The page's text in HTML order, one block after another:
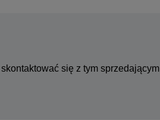
się z tym sprzedającym